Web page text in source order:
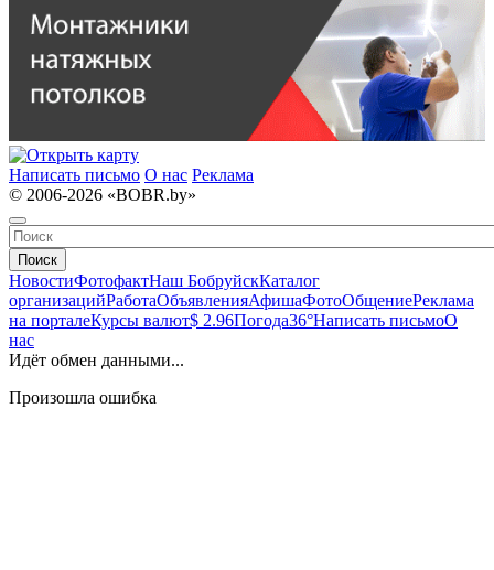
Написать письмо О нас Реклама
© 2006-2026 «BOBR.by»
Поиск
НовостиФотофактНаш БобруйскКаталог
организацийРаботаОбъявленияАфишаФотоОбщениеРеклама
на порталеКурсы валют$ 2.96Погода36°Написать письмоО
нас
Идёт обмен данными...
Произошла ошибка